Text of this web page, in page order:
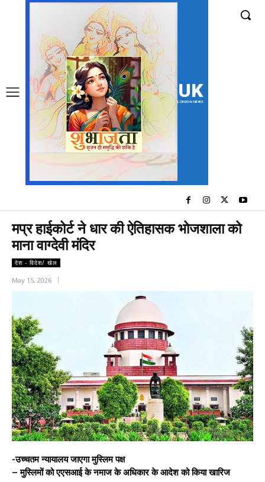
UK
LONDON NEWS
मप्र हाईकोर्ट ने धार की ऐतिहासक भोजशाला को
माना वाग्देवी मंदिर
देश - विदेश/ खेल
May 15, 2026
-उच्चतम न्यायालय जाएगा मुस्लिम पक्ष
– मुस्लिमों को एएसआई के नमाज के अधिकार के आदेश को किया खारिज